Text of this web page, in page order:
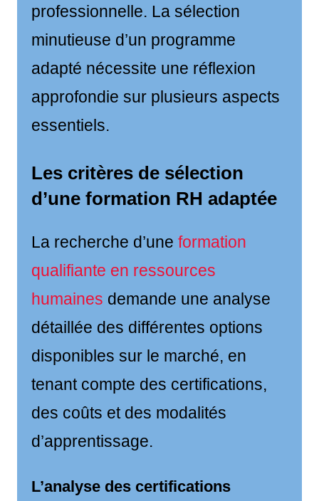
professionnelle. La sélection
minutieuse d’un programme
adapté nécessite une réflexion
approfondie sur plusieurs aspects
essentiels.
Les critères de sélection
d’une formation RH adaptée
La recherche d’une formation
qualifiante en ressources
humaines demande une analyse
détaillée des différentes options
disponibles sur le marché, en
tenant compte des certifications,
des coûts et des modalités
d’apprentissage.
L’analyse des certifications